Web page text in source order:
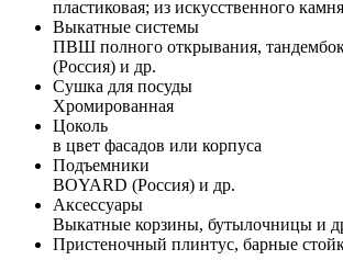
пластиковая; из искусственного камня
Выкатные системы
ПВШ полного открывания,
(Россия) и др.
Сушка для посуды
Хромированная
Цоколь
в цвет фасадов или корпуса
Подъемники
BOYARD (Россия) и др.
Аксессуары
Выкатные корзины, бутылочницы и
Пристеночный плинтус, барные